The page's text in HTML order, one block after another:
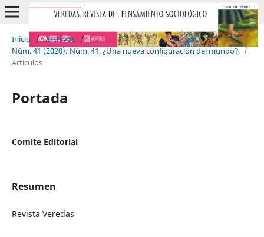
Inicio / Archivos /
Núm. 41 (2020): Núm. 41, ¿Una nueva configuración del mundo?
/
Artículos
Portada
Comite Editorial
Resumen
Revista Veredas